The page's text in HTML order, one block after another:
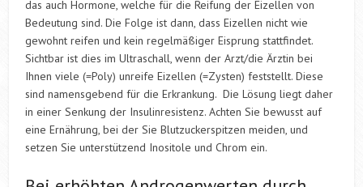
das auch Hormone, welche für die Reifung der Eizellen von
Bedeutung sind. Die Folge ist dann, dass Eizellen nicht wie
gewohnt reifen und kein regelmäßiger Eisprung stattfindet.
Sichtbar ist dies im Ultraschall, wenn der Arzt/die Ärztin bei
Ihnen viele (=Poly) unreife Eizellen (=Zysten) feststellt. Diese
sind namensgebend für die Erkrankung. Die Lösung liegt daher
in einer Senkung der Insulinresistenz. Achten Sie bewusst auf
eine Ernährung, bei der Sie Blutzuckerspitzen meiden, und
setzen Sie unterstützend Inositole und Chrom ein.